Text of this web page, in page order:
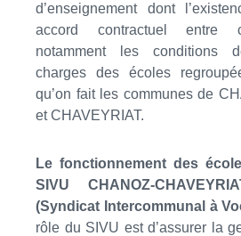
d’enseignement dont
accord contractuel entre
notamment les conditions
charges des écoles
qu’on fait les communes de
et CHAVEYRIAT.
Le fonctionnement des
SIVU CHANOZ-
(Syndicat Intercommunal à
rôle du SIVU est d’assurer la